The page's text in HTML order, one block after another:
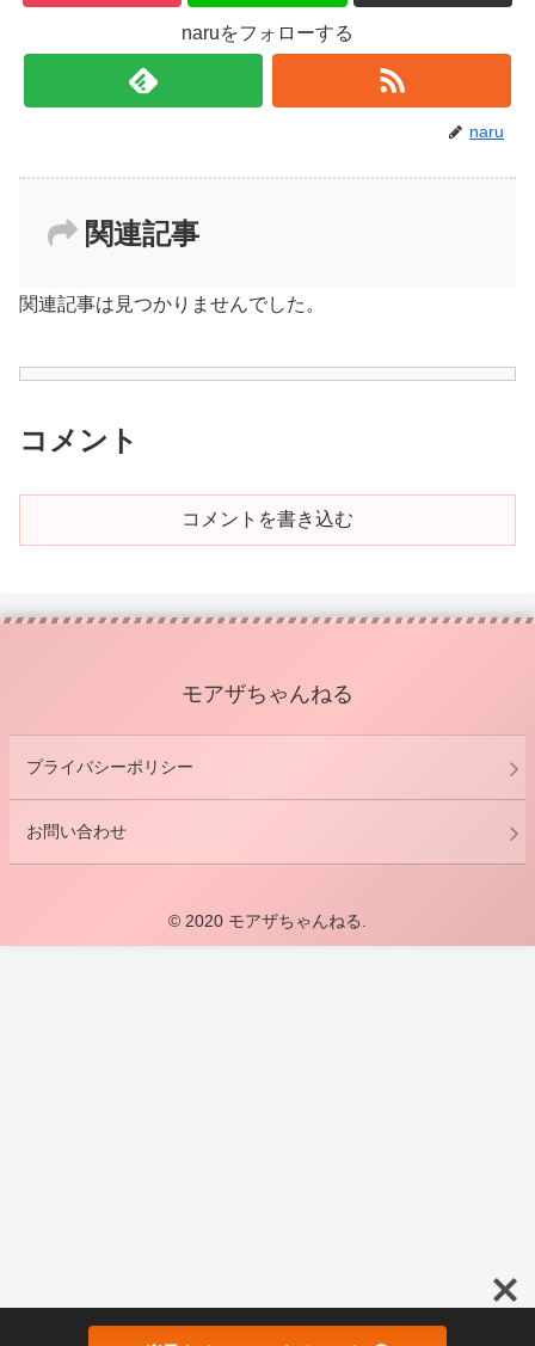
naruをフォローする
naru
関連記事
関連記事は見つかりませんでした。
コメント
コメントを書き込む
モアザちゃんねる
プライバシーポリシー
お問い合わせ
© 2020 モアザちゃんねる.